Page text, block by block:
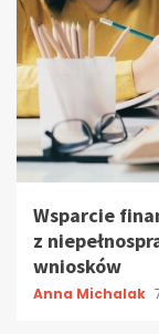
Wsparcie
z
wniosków
Anna Michalak